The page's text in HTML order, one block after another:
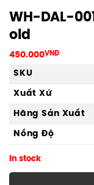
WH-DAL-
old
450.000VNĐ
SKU
Xuất Xứ
Hãng Sản Xuất
Nồng Độ
In stock